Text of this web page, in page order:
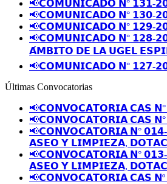
📢𝗖𝗢𝗠𝗨𝗡𝗜𝗖𝗔𝗗𝗢 𝗡° 𝟭𝟯𝟭-
📢𝗖𝗢𝗠𝗨𝗡𝗜𝗖𝗔𝗗𝗢 𝗡° 𝟭𝟯𝟬-
📢𝗖𝗢𝗠𝗨𝗡𝗜𝗖𝗔𝗗𝗢 𝗡° 𝟭𝟮𝟵-
📢𝗖𝗢𝗠𝗨𝗡𝗜𝗖𝗔𝗗𝗢 𝗡° 𝟭𝟮𝟴-
𝗔́𝗠𝗕𝗜𝗧𝗢 𝗗𝗘 𝗟𝗔 𝗨𝗚𝗘𝗟
📢𝗖𝗢𝗠𝗨𝗡𝗜𝗖𝗔𝗗𝗢 𝗡° 𝟭𝟮𝟳-
Últimas Convocatorias
📢𝗖𝗢𝗡𝗩𝗢𝗖𝗔𝗧𝗢𝗥𝗜𝗔 𝗖𝗔𝗦 𝗡°
📢𝗖𝗢𝗡𝗩𝗢𝗖𝗔𝗧𝗢𝗥𝗜𝗔 𝗖𝗔𝗦 𝗡°
📢𝗖𝗢𝗡𝗩𝗢𝗖𝗔𝗧𝗢𝗥𝗜𝗔 𝗡°
𝗔𝗦𝗘𝗢 𝗬 𝗟𝗜𝗠𝗣𝗜𝗘𝗭𝗔,
📢𝗖𝗢𝗡𝗩𝗢𝗖𝗔𝗧𝗢𝗥𝗜𝗔 𝗡°
𝗔𝗦𝗘𝗢 𝗬 𝗟𝗜𝗠𝗣𝗜𝗘𝗭𝗔,
📢𝗖𝗢𝗡𝗩𝗢𝗖𝗔𝗧𝗢𝗥𝗜𝗔 𝗖𝗔𝗦 𝗡º